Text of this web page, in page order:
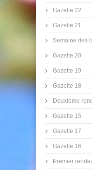
Gazette 22
Gazette 21
Semaine des
Gazette 20
Gazette 19
Gazette 18
Deuxième
Gazette 15
Gazette 17
Gazette 16
Premier